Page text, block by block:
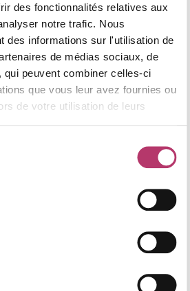
des fonctionnalités relatives aux
notre trafic. Nous
des informations sur l'utilisation de
de médias sociaux, de
qui peuvent combiner celles-ci
que vous leur avez fournies ou
de votre utilisation de leurs
accueille des familles avec
âgées, des groupes d’amis. Il
d’anticiper ces profils dans
:barre d’appui discrètedans la
dans le décor plutôt que
miroir avec éclairage
le monde et apprécié dans
de règlementation, c’est une
un bon professionnel
mais une
d’un logement en location, c’est